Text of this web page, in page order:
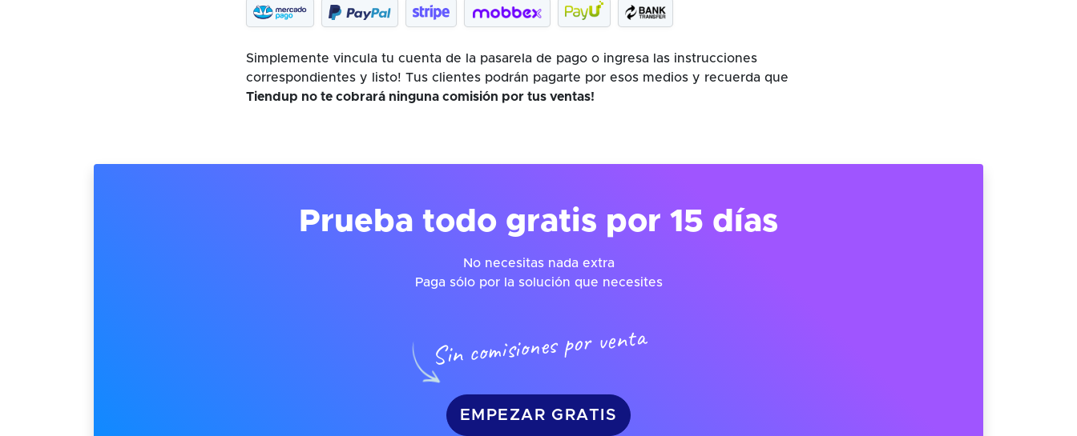
Simplemente vincula tu cuenta de la pasarela de pago o ingresa las instrucciones
correspondientes y listo! Tus clientes podrán pagarte por esos medios y recuerda que
Tiendup no te cobrará ninguna comisión por tus ventas!
Prueba todo gratis por 15 días
No necesitas nada extra
Paga sólo por la solución que necesites
Sin comisiones por venta
EMPEZAR GRATIS